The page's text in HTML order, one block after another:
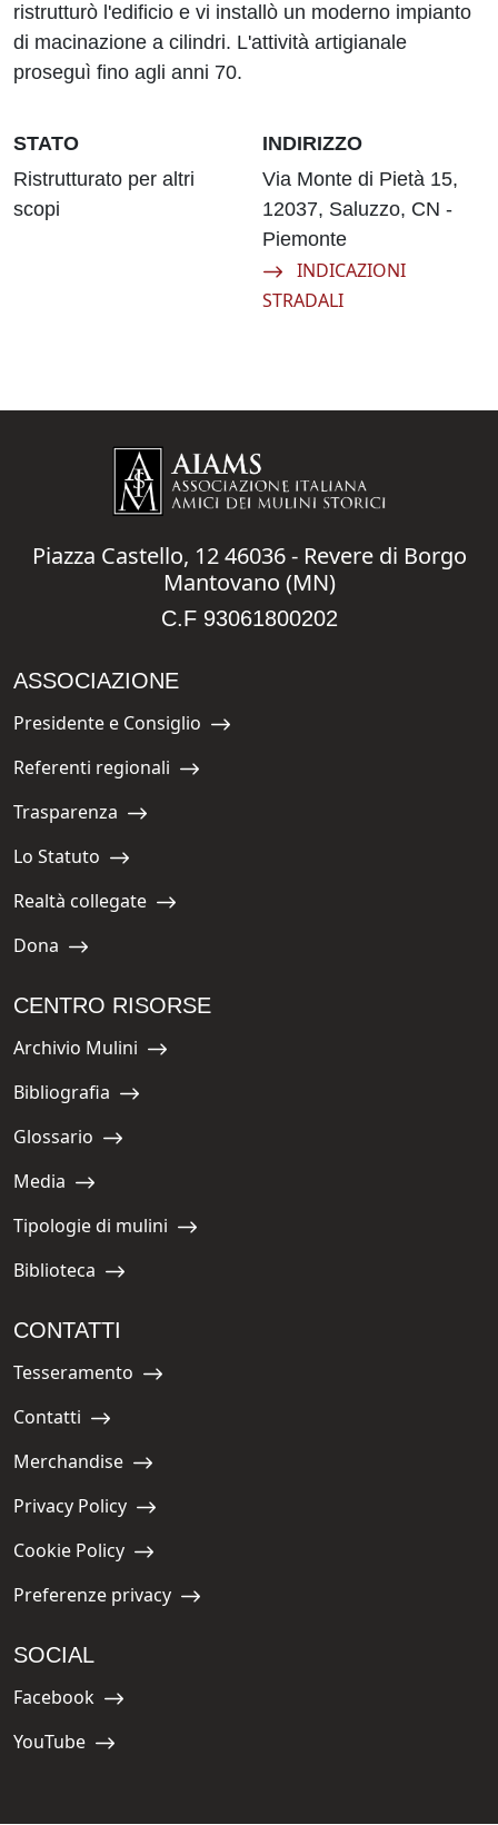
ristrutturò l'edificio e vi installò un moderno impianto
di macinazione a cilindri. L'attività artigianale
proseguì fino agli anni 70.
STATO
Ristrutturato per altri
scopi
INDIRIZZO
Via Monte di Pietà 15,
12037, Saluzzo, CN -
Piemonte
Navigate to:
INDICAZIONI
STRADALI
Piazza Castello, 12 46036 - Revere di Borgo
Mantovano (MN)
C.F 93061800202
ASSOCIAZIONE
Navigate to:
Presidente e Consiglio
Navigate to:
Referenti regionali
Navigate to:
Trasparenza
Navigate to:
Lo Statuto
Navigate to:
Realtà collegate
Navigate to:
Dona
CENTRO RISORSE
Navigate to:
Archivio Mulini
Navigate to:
Bibliografia
Navigate to:
Glossario
Navigate to:
Media
Navigate to:
Tipologie di mulini
Navigate to:
Biblioteca
CONTATTI
Navigate to:
Tesseramento
Navigate to:
Contatti
Navigate to:
Merchandise
Navigate to:
Privacy Policy
Navigate to:
Cookie Policy
Navigate to:
Preferenze privacy
SOCIAL
Navigate to:
Facebook
Navigate to:
YouTube